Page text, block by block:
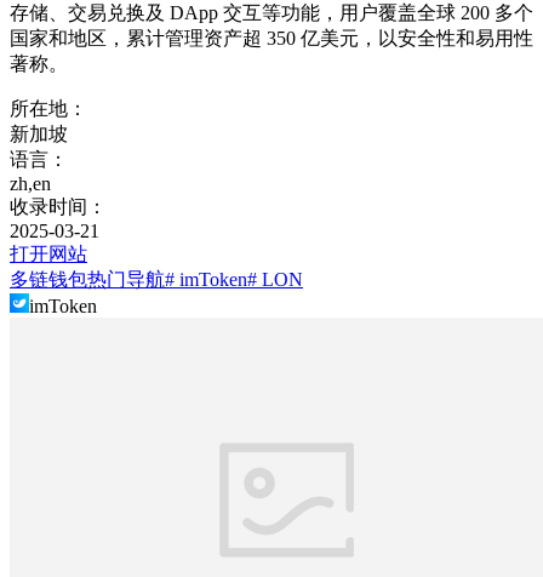
存储、交易兑换及 DApp 交互等功能，用户覆盖全球 200 多个
国家和地区，累计管理资产超 350 亿美元，以安全性和易用性
著称。
所在地：
新加坡
语言：
zh,en
收录时间：
2025-03-21
打开网站
多链钱包热门导航# imToken# LON
imToken